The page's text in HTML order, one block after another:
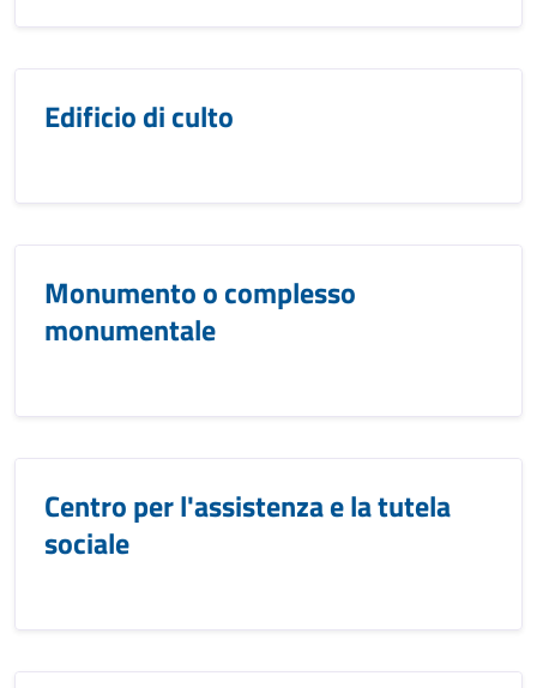
Edificio di culto
Monumento o complesso
monumentale
Centro per l'assistenza e la tutela
sociale